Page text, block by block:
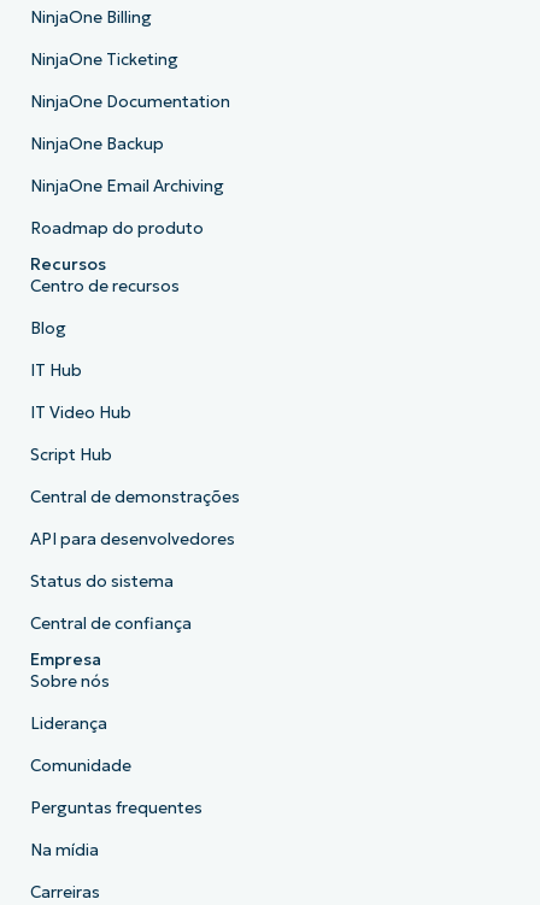
NinjaOne Billing
NinjaOne Ticketing
NinjaOne Documentation
NinjaOne Backup
NinjaOne Email Archiving
Roadmap do produto
Recursos
Centro de recursos
Blog
IT Hub
IT Video Hub
Script Hub
Central de demonstrações
API para desenvolvedores
Status do sistema
Central de confiança
Empresa
Sobre nós
Liderança
Comunidade
Perguntas frequentes
Na mídia
Carreiras